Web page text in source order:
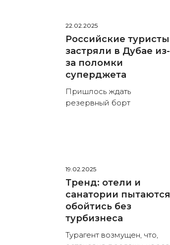
22.02.2025
Российские туристы
застряли в Дубае из-
за поломки
суперджета
Пришлось ждать
резервный борт
19.02.2025
Тренд: отели и
санатории пытаются
обойтись без
турбизнеса
Турагент возмущен, что,